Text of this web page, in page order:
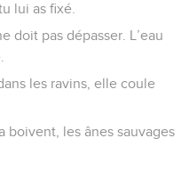
lui as fixé.
doit pas dépasser. L’eau
les ravins, elle coule
boivent, les ânes sauvages